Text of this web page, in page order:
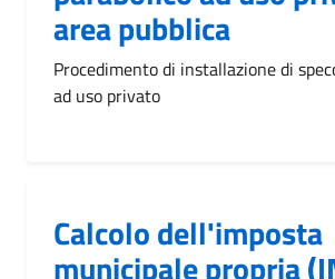
area pubblica
Procedimento di installazione di
ad uso privato
Calcolo dell'imposta
municipale propria